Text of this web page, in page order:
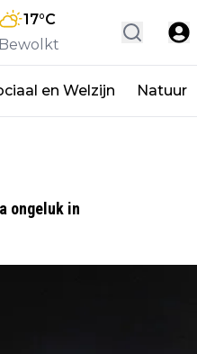
17°C
Bewolkt
en Welzijn Natuur
ongeluk in